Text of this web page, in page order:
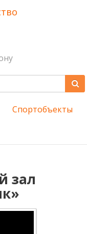
Спортобъекты
зал